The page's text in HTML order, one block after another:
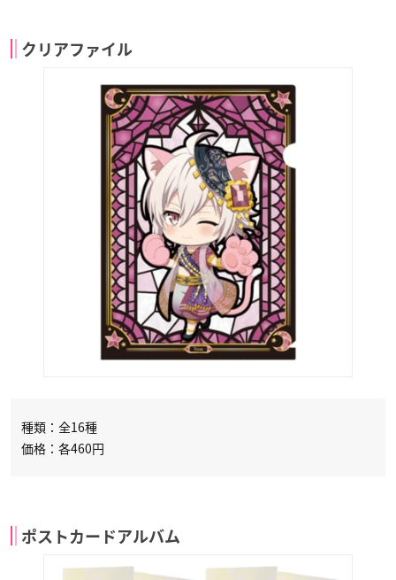
クリアファイル
種類：全16種
価格：各460円
ポストカードアルバム